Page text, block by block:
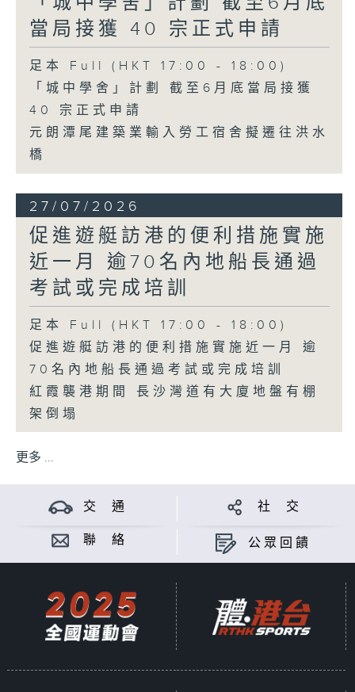
當局接獲 40 宗正式申請
足本 Full (HKT 17:00 - 18:00)
「城中學舍」計劃 截至6月底當局接獲
40 宗正式申請
元朗潭尾建築業輸入勞工宿舍擬遷往洪水
橋
27/07/2026
促進遊艇訪港的便利措施實施
近一月 逾70名內地船長通過
考試或完成培訓
足本 Full (HKT 17:00 - 18:00)
促進遊艇訪港的便利措施實施近一月 逾
70名內地船長通過考試或完成培訓
紅霞襲港期間 長沙灣道有大廈地盤有棚
架倒塌
更多 ...
交 通 社 交
聯 絡 公眾回饋